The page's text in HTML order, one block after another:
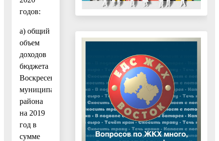
годов:
а) общий
объем
доходов
бюджета
Воскресенского
муниципального
района
на 2019
год в
сумме